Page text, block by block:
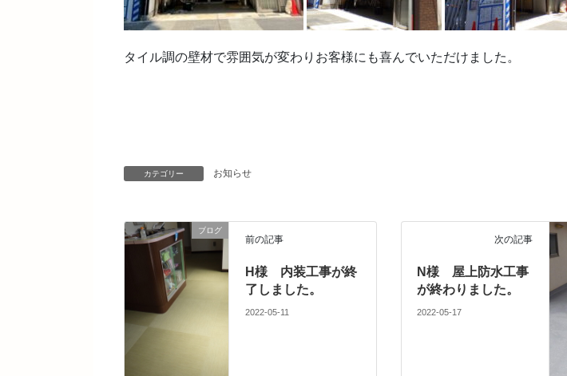
タイル調の壁材で雰囲気が変わりお客様にも喜んでいただけました。
カテゴリー お知らせ
ブログ
前の記事
H様 内装工事が終
了しました。
2022-05-11
次の記事
N様 屋上防水工事
が終わりました。
2022-05-17